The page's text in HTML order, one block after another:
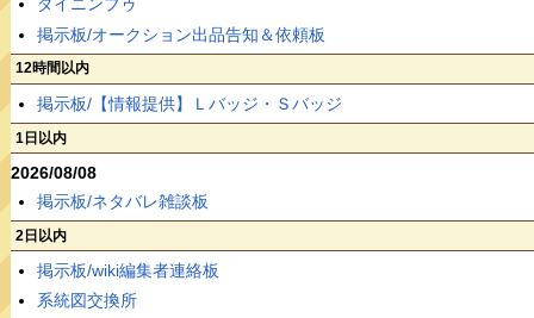
ダイニンブゥ
掲示板/オークション出品告知＆依頼板
12時間以内
掲示板/【情報提供】Ｌバッジ・Ｓバッジ
1日以内
2026/08/08
掲示板/ネタバレ雑談板
2日以内
掲示板/wiki編集者連絡板
系統図交換所